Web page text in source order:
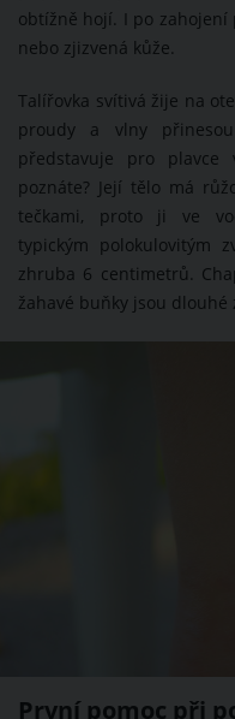
obtížně hojí. I po zahojení
nebo zjizvená kůže.
Talířovka svítivá žije na
proudy a vlny
představuje pro plavce
poznáte? Její tělo má
tečkami, proto ji ve
typickým polokulovitým
zhruba 6 centimetrů.
žahavé buňky jsou
První pomoc při